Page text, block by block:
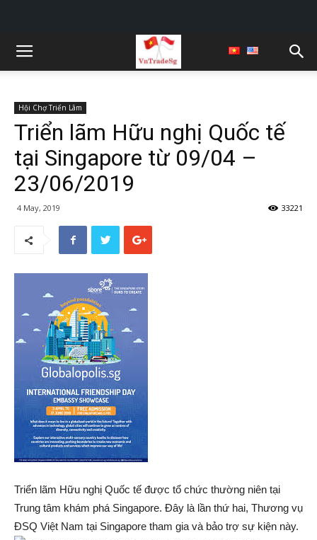
Hội Chợ Triển Lãm
Triển lãm Hữu nghị Quốc tế
tại Singapore từ 09/04 –
23/06/2019
4 May, 2019 33221
Triển lãm Hữu nghị Quốc tế được tổ chức thường niên tại
Trung tâm khám phá Singapore. Đây là lần thứ hai, Thương vụ
ĐSQ Việt Nam tại Singapore tham gia và bảo trợ sự kiện này.